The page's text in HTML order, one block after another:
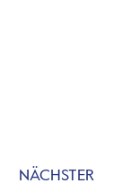
NÄCHSTER